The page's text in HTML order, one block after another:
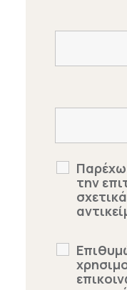
Παρέχω
την